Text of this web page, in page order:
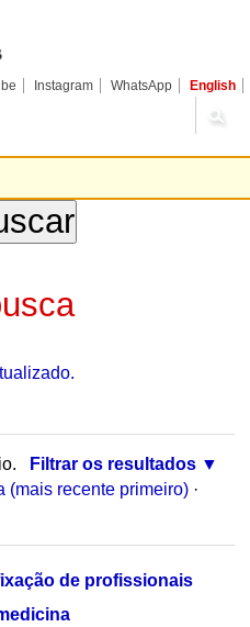
Instagram WhatsApp English
Filtrar os resultados
(mais recente primeiro) ·
de profissionais